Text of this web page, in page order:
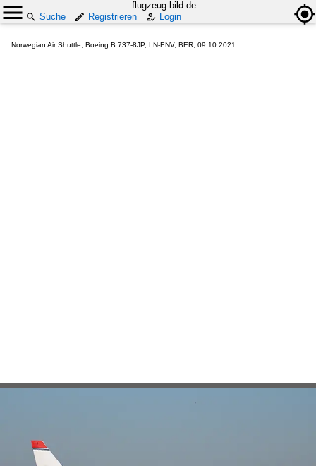
flugzeug-bild.de
Suche
Registrieren Login
Norwegian Air Shuttle, Boeing B 737-8JP, LN-ENV, BER, 09.10.2021